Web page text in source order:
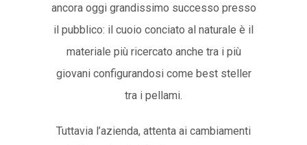
ancora oggi grandissimo successo presso
il pubblico: il cuoio conciato al naturale è il
materiale più ricercato anche tra i più
giovani configurandosi come best steller
tra i pellami.
Tuttavia l’azienda, attenta ai cambiamenti